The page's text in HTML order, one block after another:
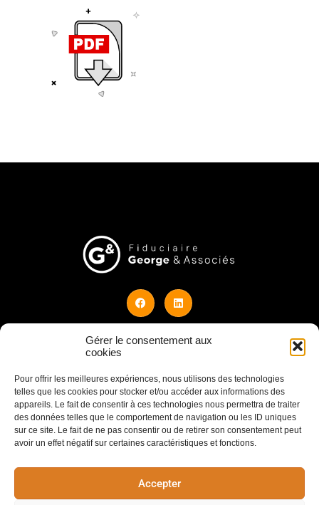
Gérer le consentement aux
cookies
Pour offrir les meilleures expériences, nous utilisons des technologies
telles que les cookies pour stocker et/ou accéder aux informations des
appareils. Le fait de consentir à ces technologies nous permettra de traiter
des données telles que le comportement de navigation ou les ID uniques
sur ce site. Le fait de ne pas consentir ou de retirer son consentement peut
avoir un effet négatif sur certaines caractéristiques et fonctions.
Accepter
© 2026 Design by Julien Watelet
COORDONNÉES
Rue du Marché 22 à 4500 Huy
0032 (0)85/61 33 35
info@fiduciaire-george.be